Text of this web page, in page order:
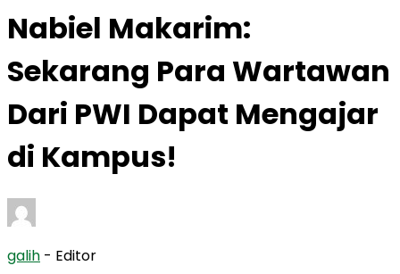
Nabiel Makarim:
Sekarang Para Wartawan
Dari PWI Dapat Mengajar
di Kampus!
galih - Editor